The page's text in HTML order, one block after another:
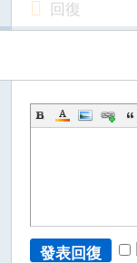
回復
發表回復